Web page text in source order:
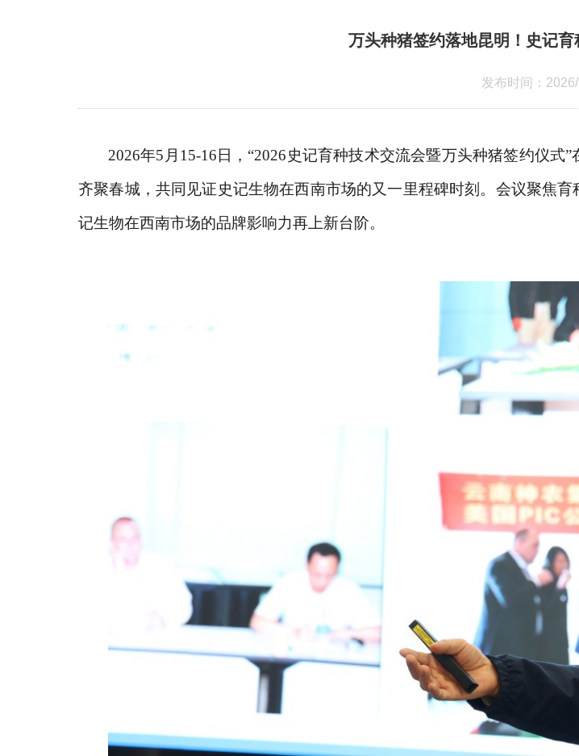
万头种猪签约落地昆明！史记
发布时间：
2026年5月15-16日，“2026史记育种技术交流会暨万头种猪签约仪式
齐聚春城，共同见证史记生物在西南市场的又一里程碑时刻。 会议聚焦育
记生物在西南市场的品牌影响力再上新台阶。